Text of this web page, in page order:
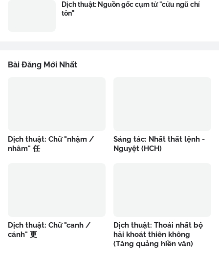
Dịch thuật: Nguồn gốc cụm từ "cửu ngũ chí
tôn"
Bài Đăng Mới Nhất
Dịch thuật: Chữ "nhậm /
nhâm" 任
Sáng tác: Nhất thất lệnh -
Nguyệt (HCH)
Dịch thuật: Chữ "canh /
cánh" 更
Dịch thuật: Thoái nhất bộ
hải khoát thiên không
(Tăng quảng hiền văn)